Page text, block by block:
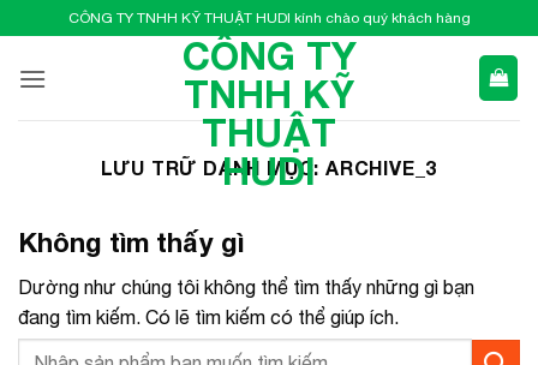
qua
nội
CÔNG TY TNHH KỸ THUẬT HUDI kính chào quý khách hàng
CÔNG TY
TNHH KỸ
THUẬT
HUDI
LƯU TRỮ DANH MỤC:ARCHIVE_3
Không tìm thấy gì
Dường như chúng tôi không thể tìm thấy những gì bạn
đang tìm kiếm. Có lẽ tìm kiếm có thể giúp ích.